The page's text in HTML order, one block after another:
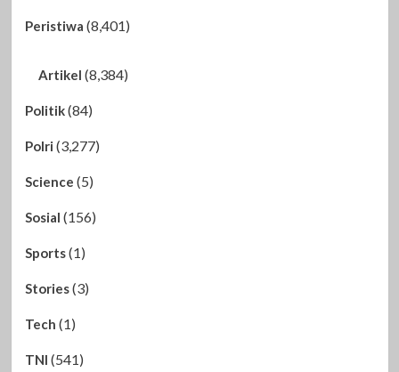
Peristiwa (8,401)
Artikel (8,384)
Politik(84)
Polri (3,277)
Science (5)
Sosial (156)
Sports(1)
Stories(3)
Tech (1)
TNI (541)